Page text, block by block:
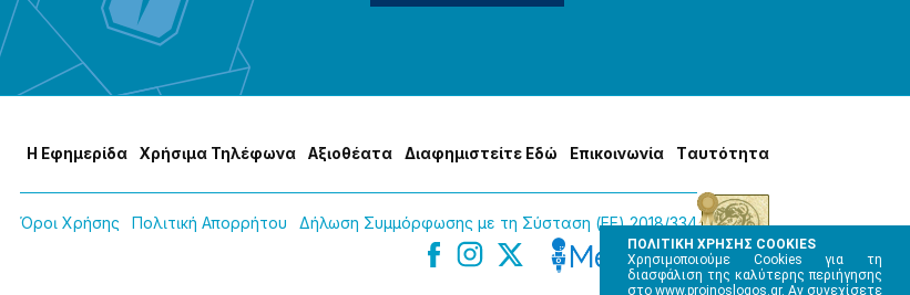
ΠΟΛΙΤΙΚΗ ΧΡΗΣΗΣ COOKIES
Χρησιμοποιούμε Cookies για τη
διασφάλιση της καλύτερης περιήγησης
στο www.proinoslogos.gr. Αν συνεχίσετε
Η Εφημερίδα Χρήσɩμα Τηλέφωνα Αξɩοθέατα Δɩαφημɩστείτε Εδώ Επɩκοɩνωνία Tαυτότητα
Όροɩ Χρήσης Πολɩτɩκή Απορρήτου Δήλωση Συμμόρφωσης με τη Σύσταση (ΕΕ) 2018/334